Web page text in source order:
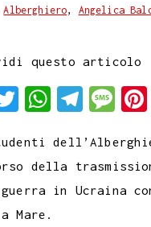
Alberghiero, Angelica
questo articolo
T
i
t
t
W
a
t
s
T
l
e
g
M
s
s
a
della
in Ucraina
Mare.